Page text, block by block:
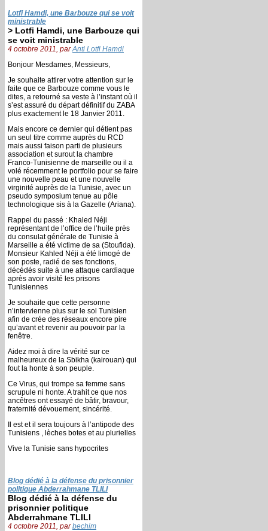
Lotfi Hamdi, une Barbouze qui se voit
ministrable
> Lotfi Hamdi, une Barbouze qui
se voit ministrable
4 octobre 2011, parAnti Lotfi Hamdi
Bonjour Mesdames, Messieurs,
Je souhaite attirer votre attention sur le
faite que ce Barbouze comme vous le
dites, a retourné sa veste à l’instant où il
s’est assuré du départ définitif du ZABA
plus exactement le 18 Janvier 2011.
Mais encore ce dernier qui détient pas
un seul titre comme auprès du RCD
mais aussi faison parti de plusieurs
association et surout la chambre
Franco-Tunisienne de marseille ou il a
volé récemment le portfolio pour se faire
une nouvelle peau et une nouvelle
virginité auprès de la Tunisie, avec un
pseudo symposium tenue au pôle
technologique sis à la Gazelle (Ariana).
Rappel du passé : Khaled Néji
représentant de l’office de l’huile près
du consulat générale de Tunisie à
Marseille a été victime de sa (Stoufida).
Monsieur Kahled Néji a été limogé de
son poste, radié de ses fonctions,
décédés suite à une attaque cardiaque
après avoir visité les prisons
Tunisiennes
Je souhaite que cette personne
n’intervienne plus sur le sol Tunisien
afin de crée des réseaux encore pire
qu’avant et revenir au pouvoir par la
fenêtre.
Aidez moi à dire la vérité sur ce
malheureux de la Sbikha (kairouan) qui
fout la honte à son peuple.
Ce Virus, qui trompe sa femme sans
scrupule ni honte. A trahit ce que nos
ancêtres ont essayé de bâtir, bravour,
fraternité dévouement, sincérité.
Il est et il sera toujours à l’antipode des
Tunisiens , lèches botes et au plurielles
Vive la Tunisie sans hypocrites
Blog dédié à la défense du prisonnier
politique Abderrahmane TLILI
Blog dédié à la défense du
prisonnier politique
Abderrahmane TLILI
4 octobre 2011, parbechim